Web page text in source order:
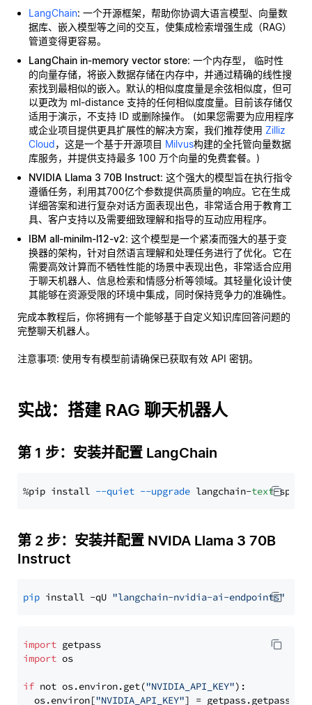
LangChain: 一个开源框架，帮助你协调大语言模型、向量数
据库、嵌入模型等之间的交互，使集成检索增强生成（RAG）
管道变得更容易。
LangChain in-memory vector store: 一个内存型， 临时性
的向量存储，将嵌入数据存储在内存中，并通过精确的线性搜
索找到最相似的嵌入。默认的相似度度量是余弦相似度，但可
以更改为 ml-distance 支持的任何相似度度量。目前该存储仅
适用于演示，不支持 ID 或删除操作。 (如果您需要为应用程序
或企业项目提供更具扩展性的解决方案，我们推荐使用 Zilliz
Cloud，这是一个基于开源项目 Milvus构建的全托管向量数据
库服务，并提供支持最多 100 万个向量的免费套餐。)
NVIDIA Llama 3 70B Instruct: 这个强大的模型旨在执行指令
遵循任务，利用其700亿个参数提供高质量的响应。它在生成
详细答案和进行复杂对话方面表现出色，非常适合用于教育工
具、客户支持以及需要细致理解和指导的互动应用程序。
IBM all-minilm-l12-v2: 这个模型是一个紧凑而强大的基于变
换器的架构，针对自然语言理解和处理任务进行了优化。它在
需要高效计算而不牺牲性能的场景中表现出色，非常适合应用
于聊天机器人、信息检索和情感分析等领域。其轻量化设计使
其能够在资源受限的环境中集成，同时保持竞争力的准确性。
完成本教程后，你将拥有一个能够基于自定义知识库回答问题的
完整聊天机器人。
注意事项: 使用专有模型前请确保已获取有效 API 密钥。
实战：搭建 RAG 聊天机器人
第 1 步：安装并配置 LangChain
%pip install --quiet --upgrade langchain-text
第 2 步：安装并配置 NVIDA Llama 3 70B
Instruct
pip install -qU "langchain-nvidia-ai-endpoints"
import
import os
if not os.environ.get("NVIDIA_API_KEY"):
  os.environ[
"NVIDIA_API_KEY"] = getpass.getpass(